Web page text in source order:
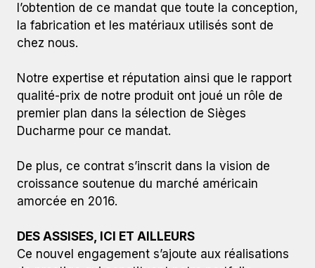
l’obtention de ce mandat que toute la conception,
la fabrication et les matériaux utilisés sont de
chez nous.
Notre expertise et réputation ainsi que le rapport
qualité-prix de notre produit ont joué un rôle de
premier plan dans la sélection de Sièges
Ducharme pour ce mandat.
De plus, ce contrat s’inscrit dans la vision de
croissance soutenue du marché américain
amorcée en 2016.
DES ASSISES, ICI ET AILLEURS
Ce nouvel engagement s’ajoute aux réalisations